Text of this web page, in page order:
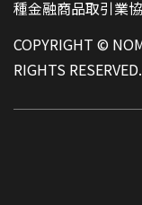
種金融商品取引業
COPYRIGHT ©
RIGHTS RESERVED.